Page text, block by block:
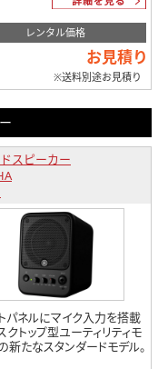
レンタル価格
お見積り
※送料別途お見積り
スピーカー
パネルにマイク入力を搭載
クトップ型ユーティリティモ
新たなスタンダードモデル。